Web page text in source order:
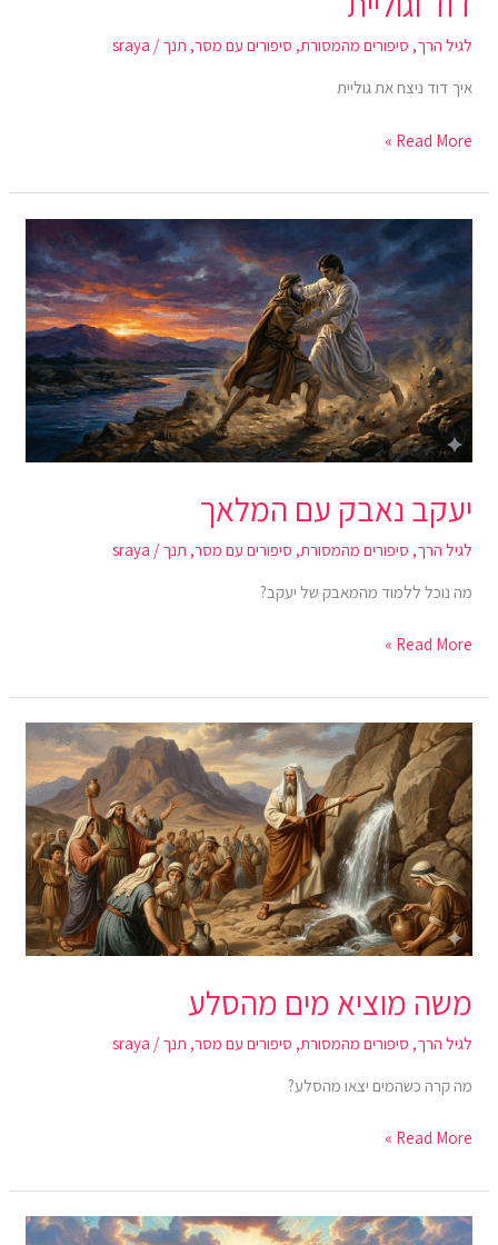
לגיל הרך, סיפורים מהמסורת, סיפורים עם מסר, תנך /
sraya
איך דוד ניצח את גוליית
Read More »
יעקב נאבק עם המלאך
לגיל הרך, סיפורים מהמסורת, סיפורים עם מסר, תנך /
sraya
מה נוכל ללמוד מהמאבק של יעקב?
יעקב
נאבק
עם
המלאך
Read More »
משה מוציא מים מהסלע
לגיל הרך, סיפורים מהמסורת, סיפורים עם מסר, תנך /
sraya
מה קרה כשהמים יצאו מהסלע?
משה
מוציא
מים
מהסלע
Read More »
סיפור